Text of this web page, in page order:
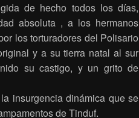
de hecho todos los días,
absoluta , a los hermanos
los torturadores del Polisario
y a su tierra natal al sur
su castigo, y un grito de
insurgencia dinámica que se
de Tinduf.